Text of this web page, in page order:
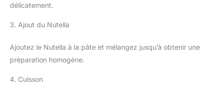
délicatement.
3. Ajout du Nutella
Ajoutez le Nutella à la pâte et mélangez jusqu’à obtenir une
préparation homogène.
4. Cuisson